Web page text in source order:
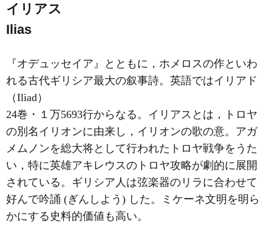
イリアス
Ilias
『オデュッセイア』とともに，ホメロスの作といわ
れる古代ギリシア最大の叙事詩。英語ではイリアド
（Iliad）
24巻・１万5693行からなる。イリアスとは，トロヤ
の別名イリオンに由来し，イリオンの歌の意。アガ
メムノンを総大将として行われたトロヤ戦争をうた
い，特に英雄アキレウスのトロヤ攻略が劇的に展開
されている。ギリシア人は弦楽器のリラに合わせて
好んで吟誦 (ぎんしよう) した。ミケーネ文明を明ら
かにする史料的価値も高い。